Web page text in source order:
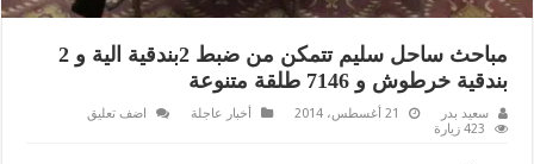
مباحث ساحل سليم تتمكن من ضبط 2بندقية الية و 2
بندقية خرطوش و 7146 طلقة متنوعة
سعيد بدر 21 أغسطس، 2014 أخبار عاجلة
اضف تعليق
423 زيارة